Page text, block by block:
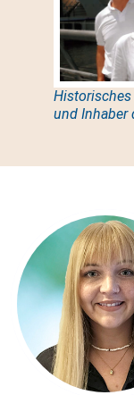
Historisches
und Inhaber